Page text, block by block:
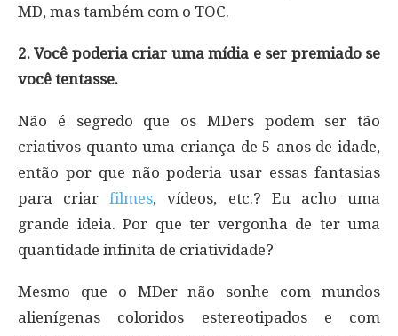
MD, mas também com o TOC.
2. Você poderia criar uma mídia e ser premiado se
você tentasse.
Não é segredo que os MDers podem ser tão
criativos quanto uma criança de 5 anos de idade,
então por que não poderia usar essas fantasias
para criarfilmes, vídeos, etc.? Eu acho uma
grande ideia. Por que ter vergonha de ter uma
quantidade infinita de criatividade?
Mesmo que o MDer não sonhe com mundos
alienígenas coloridos estereotipados e com